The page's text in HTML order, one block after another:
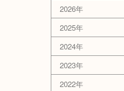
2026年
2025年
2024年
2023年
2022年